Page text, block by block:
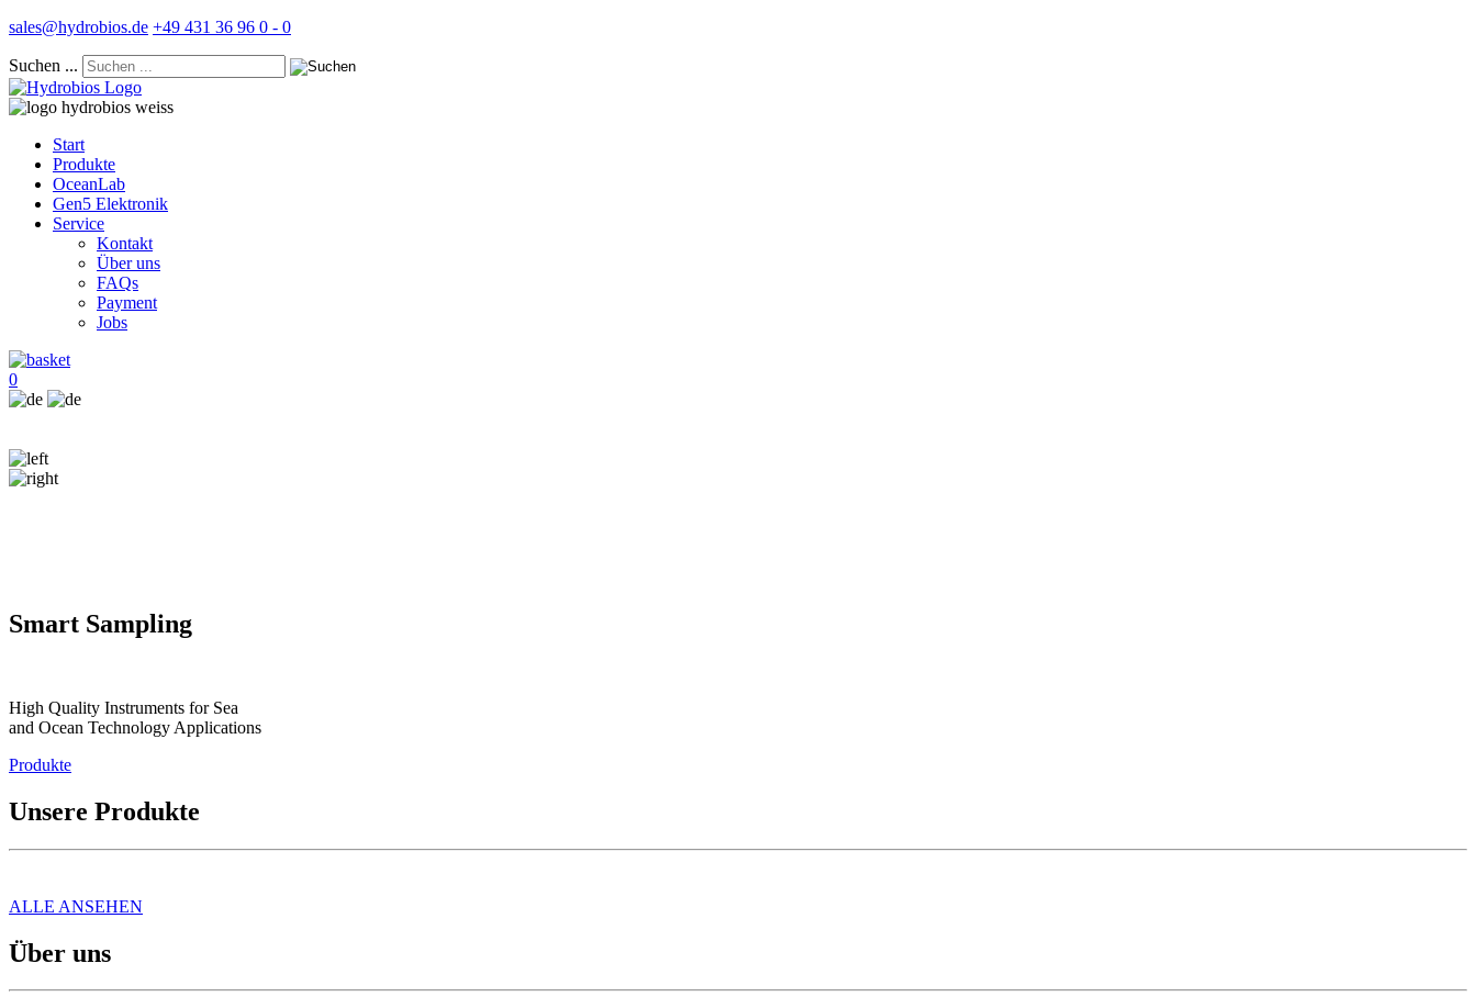
sales@hydrobios.de +49 431 36 96 0 - 0
Suchen ...
Start
Produkte
OceanLab
Gen5 Elektronik
Service
Kontakt
Über uns
FAQs
Payment
Jobs
0
Smart Sampling
High Quality Instruments for Sea
and Ocean Technology Applications
Produkte
Unsere Produkte
ALLE ANSEHEN
Über uns